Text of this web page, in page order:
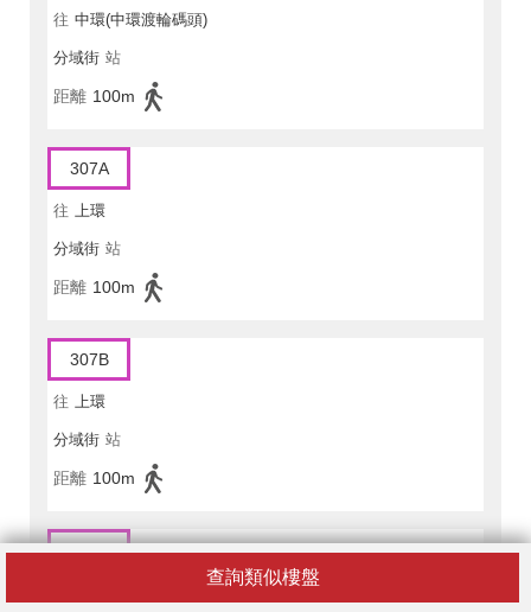
查詢類似樓盤
往 中環(中環渡輪碼頭)
分域街 站
距離 100m
307A
往 上環
分域街 站
距離 100m
307B
往 上環
分域街 站
距離 100m
619